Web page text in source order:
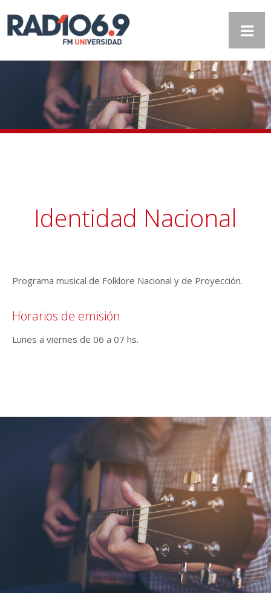
Identidad Nacional
Programa musical de Folklore Nacional y de Proyección.
Horarios de emisión
Lunes a viernes de 06 a 07 hs.